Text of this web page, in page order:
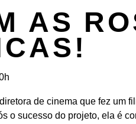
AS
de cinema que fez um
o sucesso do projeto, ela é